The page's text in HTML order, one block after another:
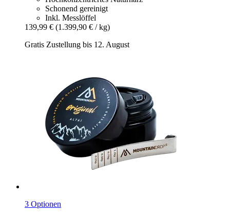
Schonend gereinigt
Inkl. Messlöffel
139,99 € (1.399,90 € / kg)
Gratis Zustellung bis 12. August
3 Optionen